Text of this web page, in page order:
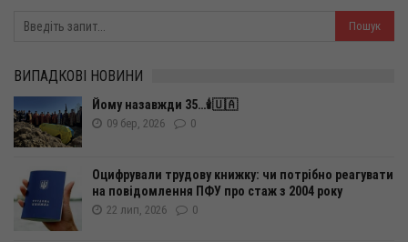
ВИПАДКОВІ НОВИНИ
Йому назавжди 35…🕯️🇺🇦
09 бер, 2026 0
Оцифрували трудову книжку: чи потрібно реагувати
на повідомлення ПФУ про стаж з 2004 року
22 лип, 2026 0